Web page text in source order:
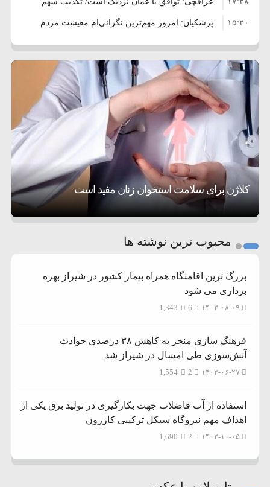
۱۱ درصدی ایران از خزر
پزشکیان: امروز مهم‌ترین نگرانی‌ام معیشت مردم
است
۱۵:۲۰
ترامپ: مذاکرات با تهران خوب پیش می‌رود ۸:۳۶
بازداشت سفیر پیشین فلسطین در لبنان به اتهام
فساد و اختلاس اموال
۱۰:۳۳
حادثه دریایی در نزدیکی سواحل عمان ۵:۱۷
معاون دفتر پزشکیان: ادعای استعفای رئیس‌جمهور
واهی و کذب محض است
۴:۴۱
زمان و تاریخ مذاکرات آمریکا و ایران هنوز نهایی ۲۰:۳۹
وزیر جنگ آمریکا: ماشین جنگی ما آماده حمله
نظامی علیه ایران است
۶:۵۰
موافقت ترامپ با لغو حمله به ایران
کلاژن برای سلامت استخوان زنان مفید است
کمک خورشید به رفع ناترازی برق
تحسین کارگردان «جنگ و صلح» از سینمای ایران؛ روایتی از
عشق عمیق به مردم
3
محبوب ترین نوشته ها
بزرگ ترین اقامتگاه همراه بیمار کشور در شیراز بهره
برداری می شود
۱۴۰۳-۰۸-۰۹ 1,343
فرهنگ سازی منجر به کاهش ۳۸ درصدی حوادث
آتش‌سوزی طی امسال در شیراز شد
۱۴۰۳-۰۶-۲۷ 1,554
استفاده از آب فاضلاب جهت بکارگیری در تولید برق یکی از
اهداف مهم نیروگاه سیکل ترکیبی کازرون
۱۴۰۳-۱۰-۰۵ 1,690